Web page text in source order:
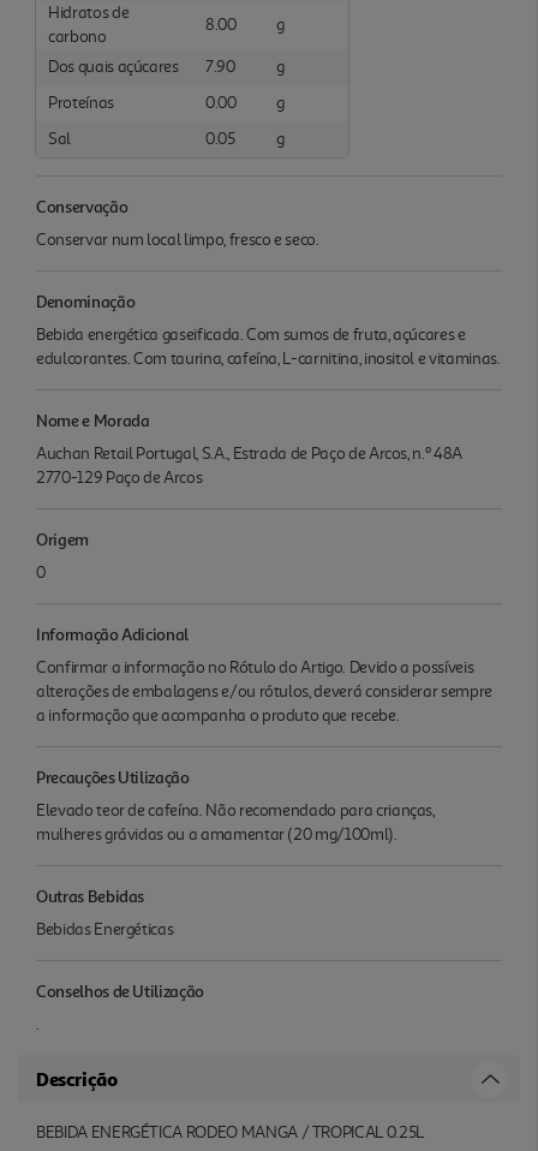
Hidratos de
carbono
8.00 g
Dos quais açúcares 7.90
g
Proteínas
0.00
g
Sal
0.05 g
Conservação
Conservar num local limpo, fresco e seco.
Denominação
Bebida energética gaseificada. Com sumos de fruta, açúcares e
edulcorantes. Com taurina, cafeína, L-carnitina, inositol e vitaminas.
Nome e Morada
Auchan Retail Portugal, S.A., Estrada de Paço de Arcos, n.º 48A
2770-129 Paço de Arcos
Origem
0
Informação Adicional
Confirmar a informação no Rótulo do Artigo. Devido a possíveis
alterações de embalagens e/ou rótulos, deverá considerar sempre
a informação que acompanha o produto que recebe.
Precauções Utilização
Elevado teor de cafeína. Não recomendado para crianças,
mulheres grávidas ou a amamentar (20 mg/100ml).
Outras Bebidas
Bebidas Energéticas
Conselhos de Utilização
.
Descrição
BEBIDA ENERGÉTICA RODEO MANGA / TROPICAL 0.25L